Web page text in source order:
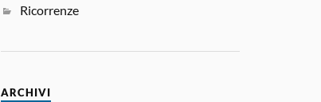
Ricorrenze
ARCHIVI